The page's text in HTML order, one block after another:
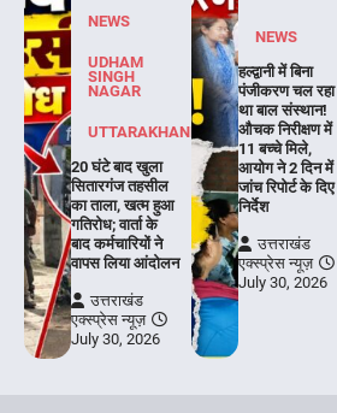
NEWS
UDHAM
SINGH
NAGAR
UTTARAKHAND
20 घंटे बाद खुला
सितारगंज तहसील
का ताला, खत्म हुआ
गतिरोध; वार्ता के
बाद कर्मचारियों ने
वापस लिया आंदोलन
उत्तराखंड
एक्स्प्रेस न्यूज़
July 30, 2026
NEWS
हल्द्वानी में बिना
पंजीकरण चल रहा
था बाल संस्थान!
औचक निरीक्षण में
11 बच्चे मिले,
आयोग ने 2 दिन में
जांच रिपोर्ट के दिए
निर्देश
उत्तराखंड
एक्स्प्रेस न्यूज़
July 30, 2026